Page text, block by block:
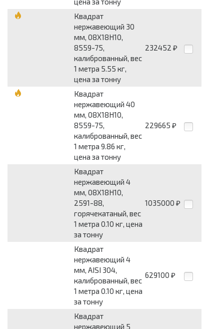
Квадрат
нержавеющий 30
мм, 08Х18Н10,
8559-75,
калиброванный, вес
1 метра 5.55 кг,
цена за тонну
232452 ₽
Квадрат
нержавеющий 40
мм, 08Х18Н10,
8559-75,
калиброванный, вес
1 метра 9.86 кг,
цена за тонну
229665 ₽
Квадрат
нержавеющий 4
мм, 08Х18Н10,
2591-88,
горячекатаный, вес
1 метра 0.10 кг, цена
за тонну
1035000 ₽
Квадрат
нержавеющий 4
мм, AISI 304,
калиброванный, вес
1 метра 0.10 кг, цена
за тонну
629100 ₽
Квадрат
нержавеющий 5